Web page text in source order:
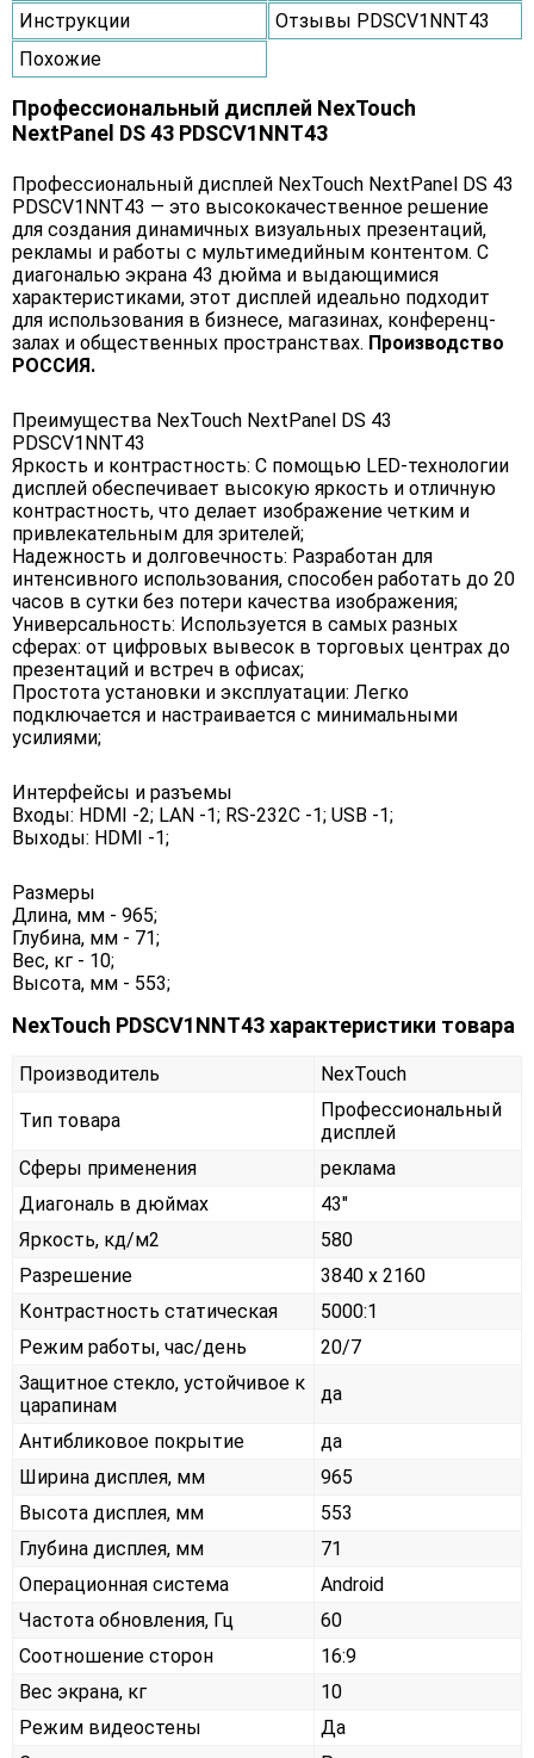
Инструкции
Отзывы PDSCV1NNT43
Похожие
Профессиональный дисплей NexTouch
NextPanel DS 43 PDSCV1NNT43
Профессиональный дисплей NexTouch NextPanel DS 43
PDSCV1NNT43 — это высококачественное решение
для создания динамичных визуальных презентаций,
рекламы и работы с мультимедийным контентом. С
диагональю экрана 43 дюйма и выдающимися
характеристиками, этот дисплей идеально подходит
для использования в бизнесе, магазинах, конференц-
залах и общественных пространствах. Производство
РОССИЯ.
Преимущества NexTouch NextPanel DS 43
PDSCV1NNT43
Яркость и контрастность: С помощью LED-технологии
дисплей обеспечивает высокую яркость и отличную
контрастность, что делает изображение четким и
привлекательным для зрителей;
Надежность и долговечность: Разработан для
интенсивного использования, способен работать до 20
часов в сутки без потери качества изображения;
Универсальность: Используется в самых разных
сферах: от цифровых вывесок в торговых центрах до
презентаций и встреч в офисах;
Простота установки и эксплуатации: Легко
подключается и настраивается с минимальными
усилиями;
Интерфейсы и разъемы
Входы: HDMI -2; LAN -1; RS-232C -1; USB -1;
Выходы: HDMI -1;
Размеры
Длина, мм - 965;
Глубина, мм - 71;
Вес, кг - 10;
Высота, мм - 553;
NexTouch PDSCV1NNT43 характеристики товара
Производитель NexTouch
Тип товара
Профессиональный
дисплей
Сферы применения
реклама
Диагональ в дюймах
43"
Яркость, кд/м2
580
Разрешение
3840 x 2160
Контрастность статическая
5000:1
Режим работы, час/день
20/7
Защитное стекло, устойчивое к
царапинам
да
Антибликовое покрытие
да
Ширина дисплея, мм
965
Высота дисплея, мм
553
Глубина дисплея, мм
71
Операционная система
Android
Частота обновления, Гц
60
Соотношение сторон
16:9
Вес экрана, кг
10
Режим видеостены
Да